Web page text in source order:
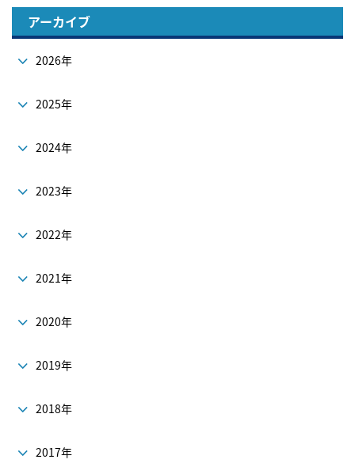
アーカイブ
2026年
2025年
2024年
2023年
2022年
2021年
2020年
2019年
2018年
2017年